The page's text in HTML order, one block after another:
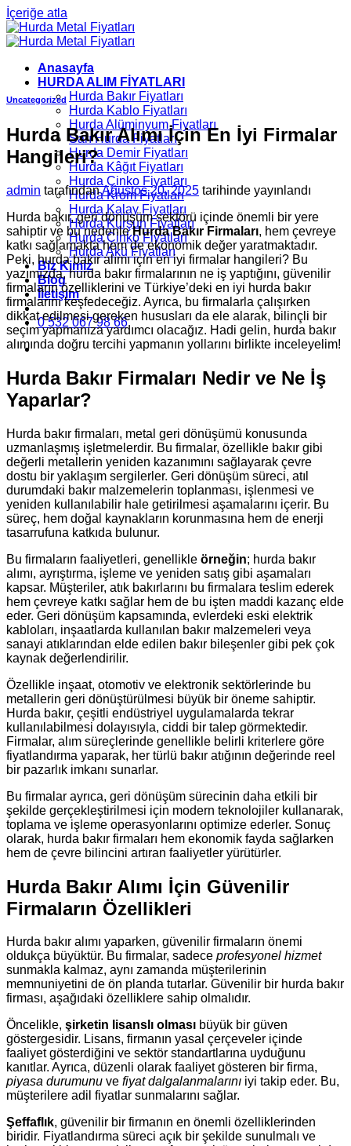
İçeriğe atla
Anasayfa
HURDA ALIM FİYATLARI
Hurda Bakır Fiyatları
Hurda Kablo Fiyatları
Hurda Alüminyum Fiyatları
Sarı Hurda Fiyatları
Hurda Demir Fiyatları
Hurda Kâğıt Fiyatları
Hurda Çinko Fiyatları
Hurda Krom Fiyatları
Hurda Kalay Fiyatları
Hurda Kurşun Fiyatları
Hurda Çinko Fiyatları
Hurda Akü Fiyatları
Biz Kimiz
Blog
İletişim
0 532 067 98 66
Uncategorized
Hurda Bakır Alımı İçin En İyi Firmalar
Hangileri?
admin tarafındanAğustos 20, 2025 tarihinde yayınlandı
Hurda bakır, geri dönüşüm sektörü içinde önemli bir yere
sahiptir ve bu nedenleHurda Bakır Firmaları, hem çevreye
katkı sağlamakta hem de ekonomik değer yaratmaktadır.
Peki, hurda bakır alımı için en iyi firmalar hangileri? Bu
yazımızda, hurda bakır firmalarının ne iş yaptığını, güvenilir
firmaların özelliklerini ve Türkiye’deki en iyi hurda bakır
firmalarını keşfedeceğiz. Ayrıca, bu firmalarla çalışırken
dikkat edilmesi gereken hususları da ele alarak, bilinçli bir
seçim yapmanıza yardımcı olacağız. Hadi gelin, hurda bakır
alımında doğru tercihi yapmanın yollarını birlikte inceleyelim!
Hurda Bakır Firmaları Nedir ve Ne İş
Yaparlar?
Hurda bakır firmaları, metal geri dönüşümü konusunda
uzmanlaşmış işletmelerdir. Bu firmalar, özellikle bakır gibi
değerli metallerin yeniden kazanımını sağlayarak çevre
dostu bir yaklaşım sergilerler. Geri dönüşüm süreci, atıl
durumdaki bakır malzemelerin toplanması, işlenmesi ve
yeniden kullanılabilir hale getirilmesi aşamalarını içerir. Bu
süreç, hem doğal kaynakların korunmasına hem de enerji
tasarrufuna katkıda bulunur.
Bu firmaların faaliyetleri, genellikle örneğin; hurda bakır
alımı, ayrıştırma, işleme ve yeniden satış gibi aşamaları
kapsar. Müşteriler, atık bakırlarını bu firmalara teslim ederek
hem çevreye katkı sağlar hem de bu işten maddi kazanç elde
eder. Geri dönüşüm kapsamında, evlerdeki eski elektrik
kabloları, inşaatlarda kullanılan bakır malzemeleri veya
sanayi atıklarından elde edilen bakır bileşenler gibi pek çok
kaynak değerlendirilir.
Özellikle inşaat, otomotiv ve elektronik sektörlerinde bu
metallerin geri dönüştürülmesi büyük bir öneme sahiptir.
Hurda bakır, çeşitli endüstriyel uygulamalarda tekrar
kullanılabilmesi dolayısıyla, ciddi bir talep görmektedir.
Firmalar, alım süreçlerinde genellikle belirli kriterlere göre
fiyatlandırma yaparak, her türlü bakır atığının değerinde reel
bir pazarlık imkanı sunarlar.
Bu firmalar ayrıca, geri dönüşüm sürecinin daha etkili bir
şekilde gerçekleştirilmesi için modern teknolojiler kullanarak,
toplama ve işleme operasyonlarını optimize ederler. Sonuç
olarak, hurda bakır firmaları hem ekonomik fayda sağlarken
hem de çevre bilincini artıran faaliyetler yürütürler.
Hurda Bakır Alımı İçin Güvenilir
Firmaların Özellikleri
Hurda bakır alımı yaparken, güvenilir firmaların önemi
oldukça büyüktür. Bu firmalar, sadece profesyonel hizmet
sunmakla kalmaz, aynı zamanda müşterilerinin
memnuniyetini de ön planda tutarlar. Güvenilir bir hurda bakır
firması, aşağıdaki özelliklere sahip olmalıdır.
Öncelikle, şirketin lisanslı olması büyük bir güven
göstergesidir. Lisans, firmanın yasal çerçeveler içinde
faaliyet gösterdiğini ve sektör standartlarına uyduğunu
kanıtlar. Ayrıca, düzenli olarak faaliyet gösteren bir firma,
piyasa durumunu ve fiyat dalgalanmalarını iyi takip eder. Bu,
müşterilere adil fiyatlar sunmalarını sağlar.
Şeffaflık, güvenilir bir firmanın en önemli özelliklerinden
biridir. Fiyatlandırma süreci açık bir şekilde sunulmalı ve